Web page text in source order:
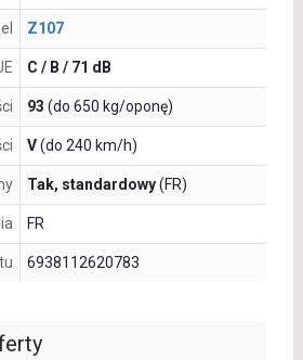
Z107
C / B / 71 dB
93 (do 650 kg/oponę)
V(do 240 km/h)
Tak, standardowy(FR)
FR
6938112620783